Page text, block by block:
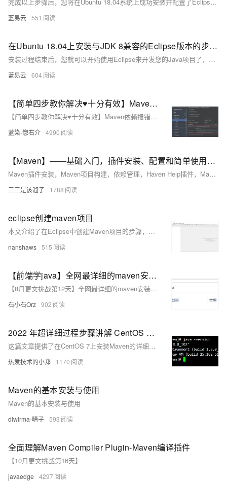
蓝易云 551
在Ubuntu 18.04上安装与JDK 8兼容的Eclipse版本的步骤。
安装过程结束后，您就可以开始使用Eclipse来开发您的Java项目了，并且确保它与JDK 8兼容无误。这个过程涉及的是一个基本的安装流程，针对使用Java 8的用户，Eclipse的其他配置和插件安装根据个人开发环境和需求来定制。
蓝易云 604
【简单四步教你解决♥十分有效】Maven依赖报错、依赖或插件导入失败的万能解决办法
【简单四步教你解决♥十分有效】Maven依赖报错、依赖或插件导入失败的万能解决办法！在处理Maven项目问题时，首先检查Maven配置是否正确。接着通过“File--Invalidata Caches”清除IDEA缓存并重启。使用Maven命令`mvn dependency:purge-local-repository`和`mvn dependency:resolve`清除本地依赖缓存。最后，在Terminal中输入`mvn clean install`完成构建。
蓝染-惣右介 4990
【Maven】——基础入门，插件安装、配置和简单使用，Maven如何设置国内源
Maven插件安装，Maven项目构建，依赖管理，Haven Help插件，Maven仓库，Maven如何设置国内源
三三是该溜子 1788
eclipse创建maven项目
本文介绍了在Eclipse中创建Maven项目的步骤，包括打开Eclipse、选择Java项目、完成项目创建以及自动下载插件的过程。
nanshaws 515
【前端学java】全网最详细的maven安装与IDEA集成教程！
【8月更文挑战第12天】全网最详细的maven安装与IDEA集成教程！
石小石Orz 902
2022 年超详细过程步骤讲解 CentOS 7 安装Maven。以及Mavne配置文件的修改
这篇文章提供了在CentOS 7上安装Maven的详细步骤，包括从官网下载Maven、创建文件夹、上传和解压Maven安装包、配置环境变量、设置Maven源为阿里云、指定jar包仓库位置、配置JDK版本，并验证安装是否成功。
热爱技术的小郑 1170
Maven的基本安装与使用
Maven的基本安装与使用
dlwlrma-晴子 593
全面理解Maven Compiler Plugin-Maven编译插件
【10月更文挑战第16天】
javaedge 4297